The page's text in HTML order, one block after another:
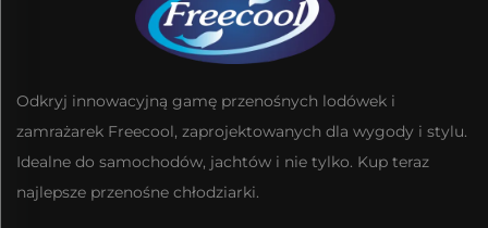
Odkryj innowacyjną gamę przenośnych lodówek i
zamrażarek Freecool, zaprojektowanych dla wygody i stylu.
Idealne do samochodów, jachtów i nie tylko. Kup teraz
najlepsze przenośne chłodziarki.